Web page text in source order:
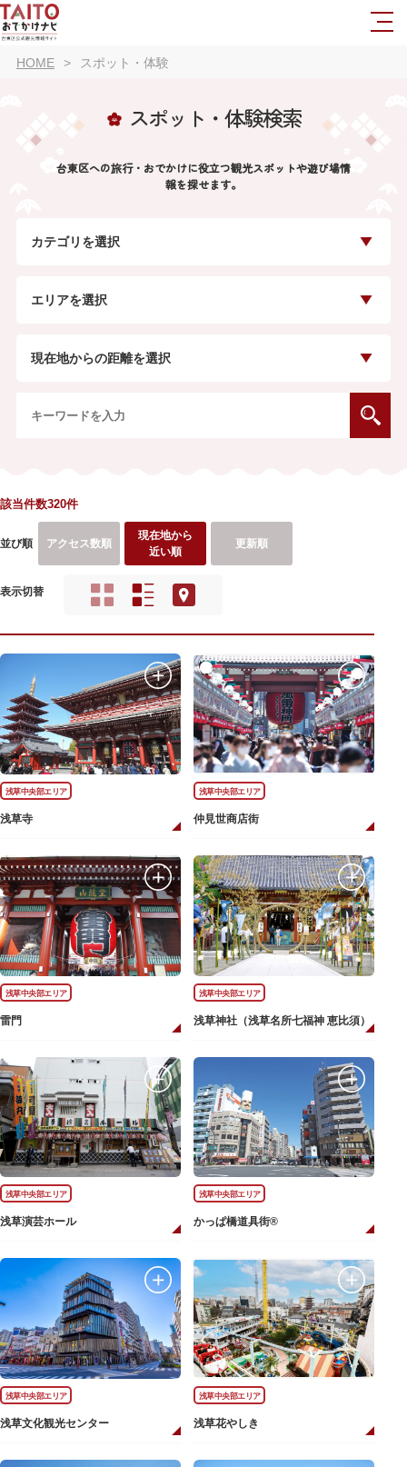
HOME スポット・体験
スポット・体験検索
台東区への旅行・おでかけに役立つ観光スポットや遊び場情
報を探せます。
カテゴリを選択
エリアを選択
現在地からの距離を選択
該当件数320件
並び順 アクセス数順
現在地から
近い順
更新順
表示切替
浅草中央部エリア
浅草寺
浅草中央部エリア
仲見世商店街
浅草中央部エリア
雷門
浅草中央部エリア
浅草神社（浅草名所七福神 恵比須）
浅草中央部エリア
浅草演芸ホール
浅草中央部エリア
かっぱ橋道具街®
浅草中央部エリア
浅草文化観光センター
浅草中央部エリア
浅草花やしき